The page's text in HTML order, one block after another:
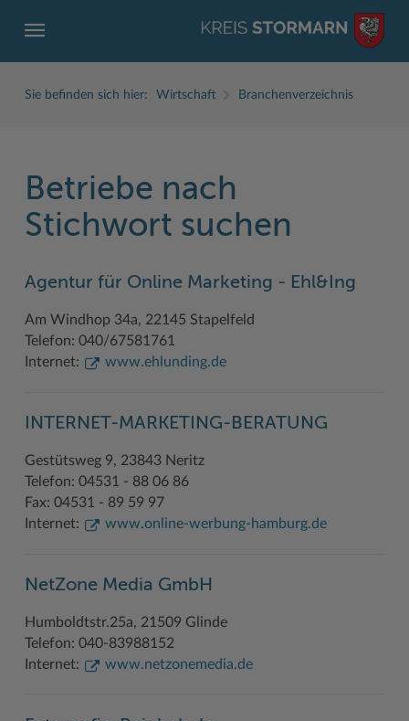
Ämter, Einrichtungen
Bürgerportal Stormarn ↗
Führerscheine
Geodatenportale (Kreiskarte)
Kfz-Zulassung
Kontakt / Öffnungszeiten
Lebenslagen
Publikationen
Wo Sie uns finden
Amtliche Bekanntmachungen
Ausschreibungen
Baustellen in Stormarn
Fotoarchiv
Hitzeschutz
Klimaanpassungskonzept
Kreistag Sitzungskalender
Pressemeldungen
Social Media
Fachbereiche
Interessantes in und aus Stormarn
Kreis Stormarn Porträt
Kreispräsident
Kreistag und Ausschüsse
Kreistag Sitzungskalender
Kreisverwaltung
Stabsbereiche
Städte und Gemeinden
Ausbildung beim Kreis Stormarn
Der Kreis als Arbeitgeber
Ihre Bewerbung
Offene Stellen
Praktika und FSJ
Weiterbildung beim Kreis Stormarn
Wen wir suchen
Beruf und Familie im Hansebelt
Branchenverzeichnis
EG-Dienstleistungsrichtlinie (EG-DLRL)
Klimaschutz beim Kreis Stormarn
Projekt e-Gewerbe
Stormarner Bündnis für bezahlbares Wohnen
Wirtschafts- und Aufbaugesellschaft Stormarn
BahnRadWege
Frei- und Hallenbäder
Herrenhäuser
Kulturelle Einrichtungen
Museen
Naturschutzgebiete
Radwandern
Termine und Veranstaltungen
Tourismus
Sie befinden sich hier: Wirtschaft Branchenverzeichnis
Betriebe nach
Stichwort suchen
Agentur für Online Marketing - Ehl&Ing
Am Windhop 34a, 22145 Stapelfeld
Telefon: 040/67581761
Internet:
www.ehlunding.de
INTERNET-MARKETING-BERATUNG
Gestütsweg 9, 23843 Neritz
Telefon: 04531 - 88 06 86
Fax: 04531 - 89 59 97
Internet:
www.online-werbung-hamburg.de
NetZone Media GmbH
Humboldtstr.25a, 21509 Glinde
Telefon: 040-83988152
Internet:
www.netzonemedia.de